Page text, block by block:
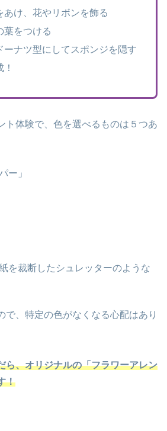
あけ、花やリボンを飾る
葉をつける
ーナツ型にしてスポンジを隠す
ト体験で、色を選べるものは５つあ
ー」
を裁断したシュレッターのような
で、特定の色がなくなる心配はあり
ら、オリジナルの「フラワーアレン
！